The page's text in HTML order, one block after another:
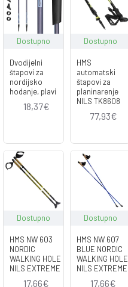
Dostupno
Dvodijelni
štapovi za
nordijsko
hodanje, plavi
18,37€
Dostupno
HMS
automatski
štapovi za
planinarenje
NILS TK8608
77,93€
Dostupno
HMS NW 603
NORDIC
WALKING HOLE
NILS EXTREME
17,66€
Dostupno
HMS NW 607
BLUE NORDIC
WALKING HOLE
NILS EXTREME
17,66€